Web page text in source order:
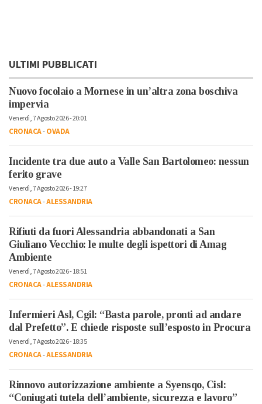
ULTIMI PUBBLICATI
Nuovo focolaio a Mornese in un’altra zona boschiva
impervia
Venerdì, 7 Agosto 2026 - 20:01
CRONACA-OVADA
Incidente tra due auto a Valle San Bartolomeo: nessun
ferito grave
Venerdì, 7 Agosto 2026 - 19:27
CRONACA-ALESSANDRIA
Rifiuti da fuori Alessandria abbandonati a San
Giuliano Vecchio: le multe degli ispettori di Amag
Ambiente
Venerdì, 7 Agosto 2026 - 18:51
CRONACA-ALESSANDRIA
Infermieri Asl, Cgil: “Basta parole, pronti ad andare
dal Prefetto”. E chiede risposte sull’esposto in Procura
Venerdì, 7 Agosto 2026 - 18:35
CRONACA-ALESSANDRIA
Rinnovo autorizzazione ambiente a Syensqo, Cisl:
“Coniugati tutela dell’ambiente, sicurezza e lavoro”